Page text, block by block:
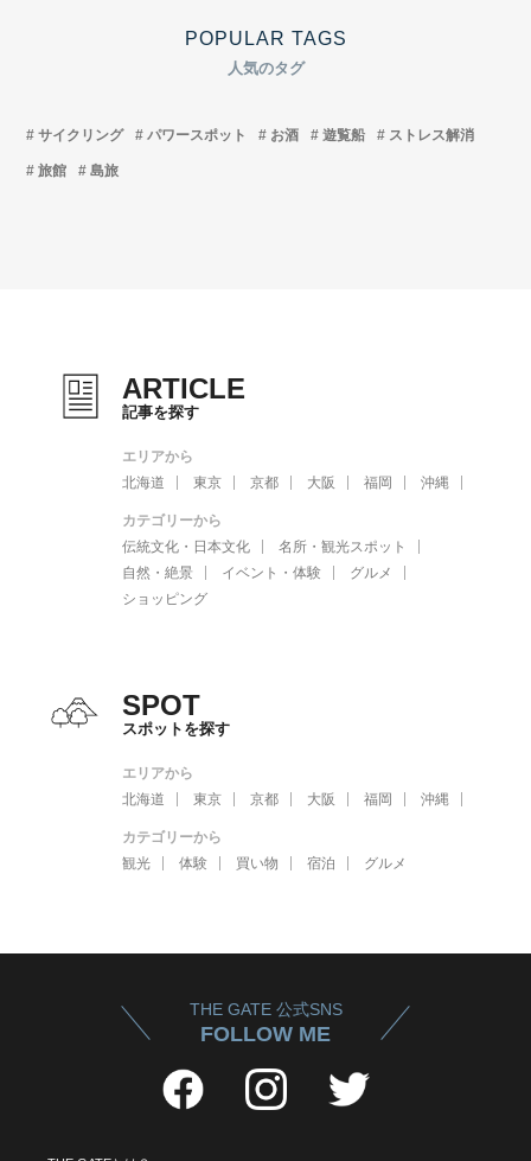
POPULAR TAGS
人気のタグ
サイクリング パワースポット お酒 遊覧船 ストレス解消
旅館 島旅
ARTICLE
記事を探す
エリアから
北海道
東京 京都 大阪 福岡 沖縄
カテゴリーから
伝統文化・日本文化
名所・観光スポット
自然・絶景
イベント・体験
グルメ
ショッピング
SPOT
スポットを探す
エリアから
北海道
東京 京都 大阪 福岡 沖縄
カテゴリーから
観光
体験 買い物 宿泊 グルメ
THE GATE 公式SNS
FOLLOW ME